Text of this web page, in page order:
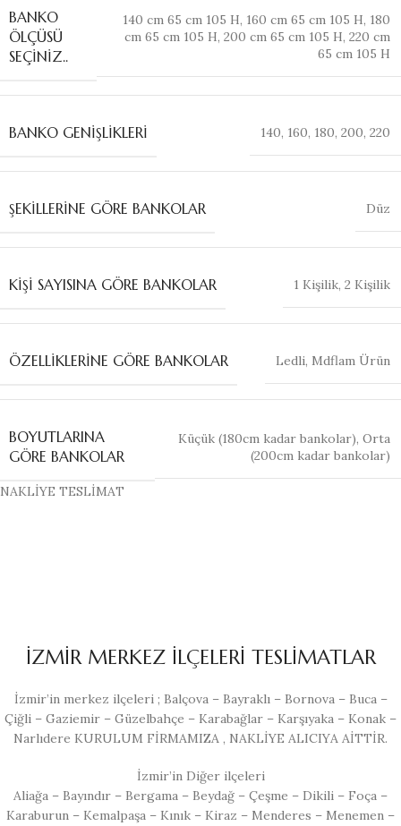
BANKO
ÖLÇÜSÜ
SEÇINIZ..
140 cm 65 cm 105 H, 160 cm 65 cm 105 H, 180
cm 65 cm 105 H, 200 cm 65 cm 105 H, 220 cm
65 cm 105 H
BANKO GENIŞLIKLERI 140, 160, 180, 200, 220
ŞEKILLERINE GÖRE BANKOLAR Düz
KIŞI SAYISINA GÖRE BANKOLAR 1 Kişilik, 2 Kişilik
ÖZELLIKLERINE GÖRE BANKOLAR Ledli, Mdflam Ürün
BOYUTLARINA
GÖRE BANKOLAR
Küçük (180cm kadar bankolar), Orta
(200cm kadar bankolar)
NAKLİYE TESLİMAT
İZMİR MERKEZ İLÇELERİ TESLİMATLAR
İzmir’in merkez ilçeleri ; Balçova – Bayraklı – Bornova – Buca –
Çiğli – Gaziemir – Güzelbahçe – Karabağlar – Karşıyaka – Konak –
Narlıdere KURULUM FİRMAMIZA , NAKLİYE ALICIYA AİTTİR.
İzmir’in Diğer ilçeleri
Aliağa – Bayındır – Bergama – Beydağ – Çeşme – Dikili – Foça –
Karaburun – Kemalpaşa – Kınık – Kiraz – Menderes – Menemen –